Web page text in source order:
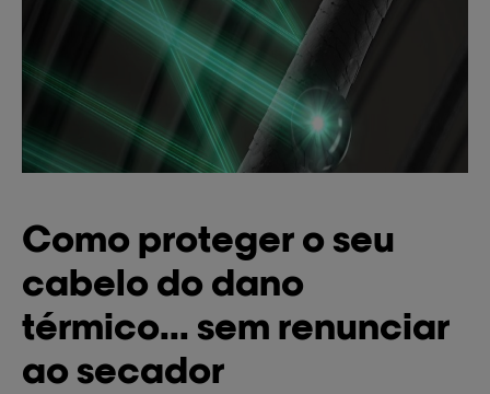
Como proteger o seu
cabelo do dano
térmico... sem renunciar
ao secador